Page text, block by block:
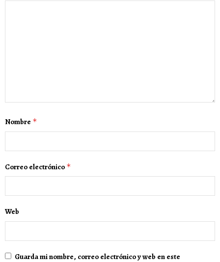
Nombre *
Correo electrónico *
Web
Guarda mi nombre, correo electrónico y web en este